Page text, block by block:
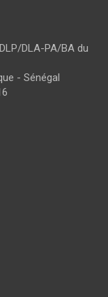
DLA-PA/BA du
- Sénégal